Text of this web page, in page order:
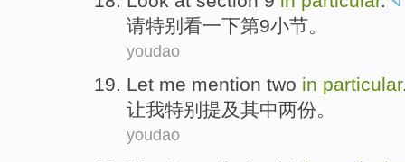
请特别看一下第9小节 。
youdao
Let me mention two in particular
让我特别提及其中两份。
youdao